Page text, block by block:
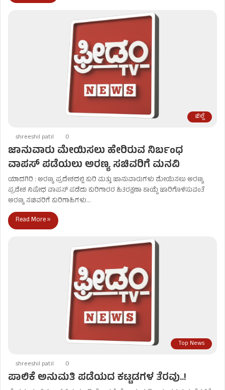
ಜಿಲ್ಲೆ
shreeshil patil 0
ಜಾನುವಾರು ಮೇಯಿಸಲು ಹೇರಿರುವ ನಿರ್ಬಂಧ
ವಾಪಸ್‌ ಪಡೆಯಲು ಅರಣ್ಯ ಸಚಿವರಿಗೆ ಮನವಿ
ಯಾದಗಿರಿ : ಅರಣ್ಯ ಪ್ರದೇಶದಲ್ಲಿ ಕುರಿ ಮತ್ತು ಜಾನುವಾರುಗಳು ಮೇಯಿಸಲು ಅರಣ್ಯ
ಪ್ರವೇಶ ನಿಷೇಧ ವಾಪಸ್‌ ಪಡೆದು ಕುರಿಗಾರರ ಹಿತರಕ್ಷಣಾ ಕಾಯ್ದೆ ಜಾರಿಗೊಳಿಸುವಂತೆ
ಅರಣ್ಯ ಸಚಿವರಿಗೆ ಕುರಿಗಾಹಿಗಳು…
Read More »
Top News
shreeshil patil 0
ಪಾಲಿಕೆ ಅನುಮತಿ ಪಡೆಯದ ಕಟ್ಟಡಗಳ ತೆರವು..!